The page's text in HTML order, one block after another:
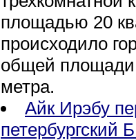
площадью 20
происходило
общей площади
метра.
Айк Ирэбу
петербургский